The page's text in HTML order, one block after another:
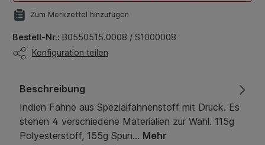
Zum Merkzettel hinzufügen
Bestell-Nr.: B0550515.0008 / S1000008
Konfiguration teilen
Beschreibung
Indien Fahne aus Spezialfahnenstoff mit Druck. Es
stehen 4 verschiedene Materialien zur Wahl. 115g
Polyesterstoff, 155g Spun… Mehr